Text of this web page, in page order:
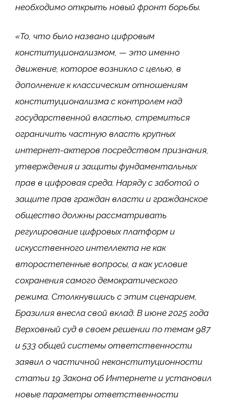
необходимо открыть новый фронт борьбы.
«То, что было названо цифровым
конституционализмом, — это именно
движение, которое возникло с целью, в
дополнение к классическим отношениям
конституционализма с контролем над
государственной властью, стремиться
ограничить частную власть крупных
интернет-актеров посредством признания,
утверждения и защиты фундаментальных
прав в цифровая среда. Наряду с заботой о
защите прав граждан власти и гражданское
общество должны рассматривать
регулирование цифровых платформ и
искусственного интеллекта не как
второстепенные вопросы, а как условие
сохранения самого демократического
режима. Столкнувшись с этим сценарием,
Бразилия внесла свой вклад. В июне 2025 года
Верховный суд в своем решении по темам 987
и 533 общей системы ответственности
заявил о частичной неконституционности
статьи 19 Закона об Интернете и установил
новые параметры ответственности